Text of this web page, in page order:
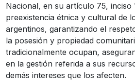
Nacional, en su artículo 75, inciso
preexistencia étnica y cultural de
argentinos, garantizando el
la posesión y propiedad
tradicionalmente ocupan,
en la gestión referida a sus
demás intereses que los afecten.